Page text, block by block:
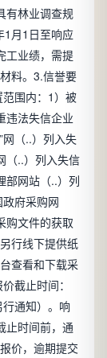
有林业调查规
1月1日至响应
工业绩，需提
料。3.信誉要
围内：1）被
违法失信企业
网（..）列入失
（..）列入失信
部网站（..）列
府采购网
购文件的获取
行线下提供纸
查看和下载采
截止时间：
通知）。响
止时间前，通
价，逾期提交